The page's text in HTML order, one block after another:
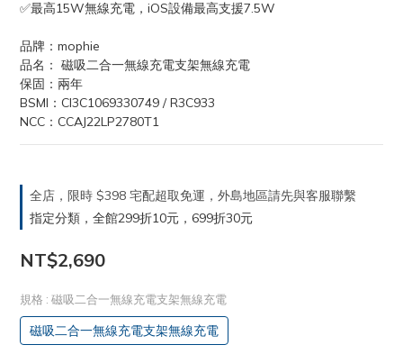
✅最高15W無線充電，iOS設備最高支援7.5W
品牌：mophie
品名： 磁吸二合一無線充電支架無線充電
保固：兩年
BSMI：CI3C1069330749 / R3C933
NCC：CCAJ22LP2780T1
全店，限時 $398 宅配超取免運，外島地區請先與客服聯繫
指定分類，全館299折10元，699折30元
NT$2,690
規格 : 磁吸二合一無線充電支架無線充電
磁吸二合一無線充電支架無線充電